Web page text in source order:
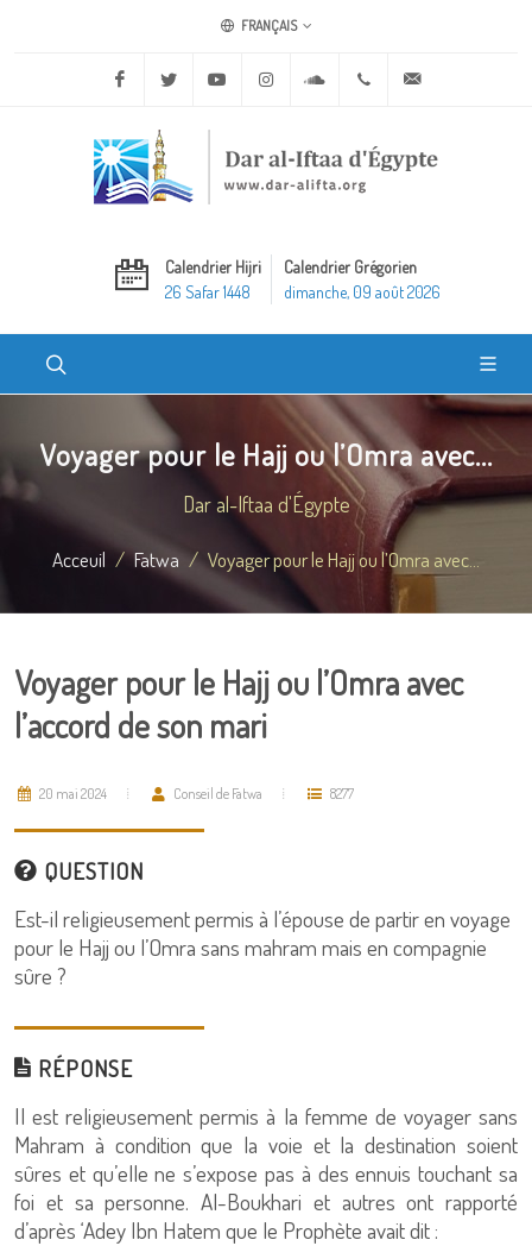
FRANÇAIS
Facebook Twitter Youtube Instagram Soundcloud+20 2 25970400
Calendrier Hijri
26 Safar 1448
Calendrier Grégorien
dimanche, 09 août 2026
Voyager pour le Hajj ou l’Omra avec...
Dar al-Iftaa d'Égypte
Acceuil Fatwa Voyager pour le Hajj ou l’Omra avec...
Voyager pour le Hajj ou l’Omra avec
l’accord de son mari
20 mai 2024 Conseil de Fatwa 8277
QUESTION
Est-il religieusement permis à l’épouse de partir en voyage
pour le Hajj ou l’Omra sans mahram mais en compagnie
sûre ?
RÉPONSE
Il est religieusement permis à la femme de voyager sans
Mahram à condition que la voie et la destination soient
sûres et qu’elle ne s’expose pas à des ennuis touchant sa
foi et sa personne. Al-Boukhari et autres ont rapporté
d’après ‘Adey Ibn Hatem que le Prophète avait dit :